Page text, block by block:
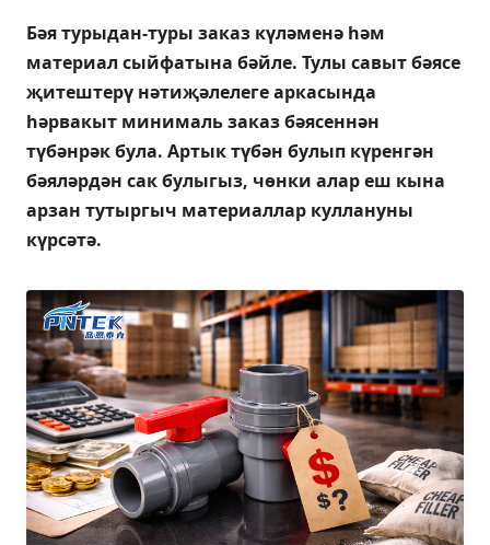
Бәя турыдан-туры заказ күләменә һәм
материал сыйфатына бәйле. Тулы савыт бәясе
җитештерү нәтиҗәлелеге аркасында
һәрвакыт минималь заказ бәясеннән
түбәнрәк була. Артык түбән булып күренгән
бәяләрдән сак булыгыз, чөнки алар еш кына
арзан тутыргыч материаллар куллануны
күрсәтә.